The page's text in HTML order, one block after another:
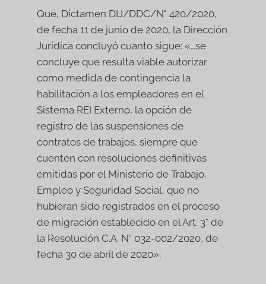
Que, Dictamen DIJ/DDC/N° 420/2020,
de fecha 11 de junio de 2020, la Dirección
Jurídica concluyó cuanto sigue: «…se
concluye que resulta viable autorizar
como medida de contingencia la
habilitación a los empleadores en el
Sistema REI Externo, la opción de
registro de las suspensiones de
contratos de trabajos, siempre que
cuenten con resoluciones definitivas
emitidas por el Ministerio de Trabajo,
Empleo y Seguridad Social, que no
hubieran sido registrados en el proceso
de migración establecido en el Art. 3° de
la Resolución C.A. N° 032-002/2020, de
fecha 30 de abril de 2020»;